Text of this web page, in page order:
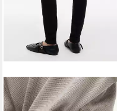
TOMMY JEANS
Skinny-fit-Jeans Sylvia High